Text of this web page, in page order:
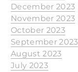
December 2023
November 2023
October 2023
September 2023
August 2023
July 2023